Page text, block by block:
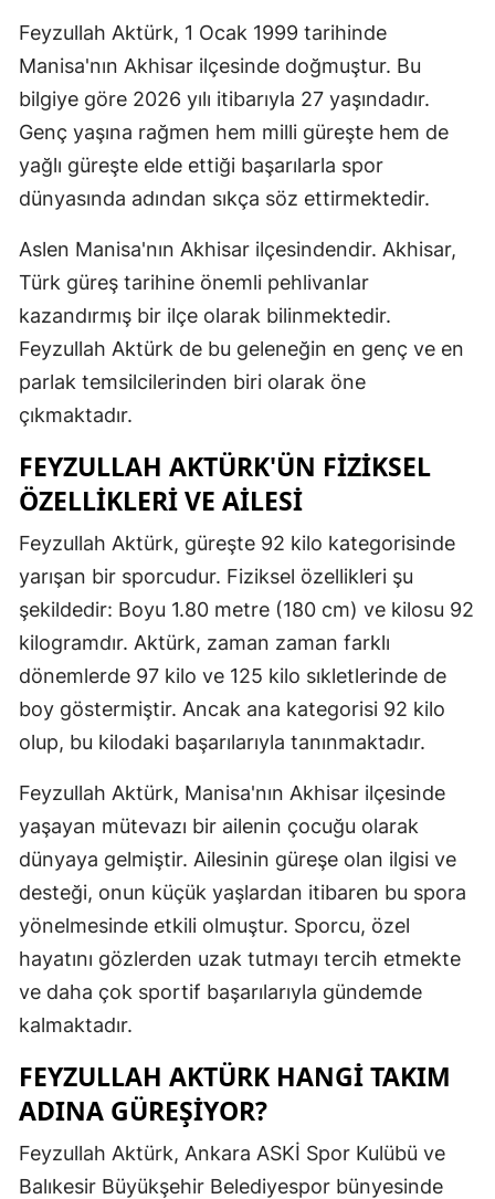
Manisa
Muş
Niğde
Samsun
Siirt
Sinop
Sivas
Tekirdağ
Trabzon
Tunceli
Şanlıurfa
Uşak
Van
Zonguldak
Bayburt
Feyzullah Aktürk, 1 Ocak 1999 tarihinde
Manisa'nın Akhisar ilçesinde doğmuştur. Bu
bilgiye göre 2026 yılı itibarıyla 27 yaşındadır.
Genç yaşına rağmen hem milli güreşte hem de
yağlı güreşte elde ettiği başarılarla spor
dünyasında adından sıkça söz ettirmektedir.
Aslen Manisa'nın Akhisar ilçesindendir. Akhisar,
Türk güreş tarihine önemli pehlivanlar
kazandırmış bir ilçe olarak bilinmektedir.
Feyzullah Aktürk de bu geleneğin en genç ve en
parlak temsilcilerinden biri olarak öne
çıkmaktadır.
FEYZULLAH AKTÜRK'ÜN FIZIKSEL
ÖZELLIKLERI VE AILESI
Feyzullah Aktürk, güreşte 92 kilo kategorisinde
yarışan bir sporcudur. Fiziksel özellikleri şu
şekildedir: Boyu 1.80 metre (180 cm) ve kilosu 92
kilogramdır. Aktürk, zaman zaman farklı
dönemlerde 97 kilo ve 125 kilo sıkletlerinde de
boy göstermiştir. Ancak ana kategorisi 92 kilo
olup, bu kilodaki başarılarıyla tanınmaktadır.
Feyzullah Aktürk, Manisa'nın Akhisar ilçesinde
yaşayan mütevazı bir ailenin çocuğu olarak
dünyaya gelmiştir. Ailesinin güreşe olan ilgisi ve
desteği, onun küçük yaşlardan itibaren bu spora
yönelmesinde etkili olmuştur. Sporcu, özel
hayatını gözlerden uzak tutmayı tercih etmekte
ve daha çok sportif başarılarıyla gündemde
kalmaktadır.
FEYZULLAH AKTÜRK HANGI TAKIM
ADINA GÜREŞIYOR?
Feyzullah Aktürk, Ankara ASKİ Spor Kulübü ve
Balıkesir Büyükşehir Belediyespor bünyesinde